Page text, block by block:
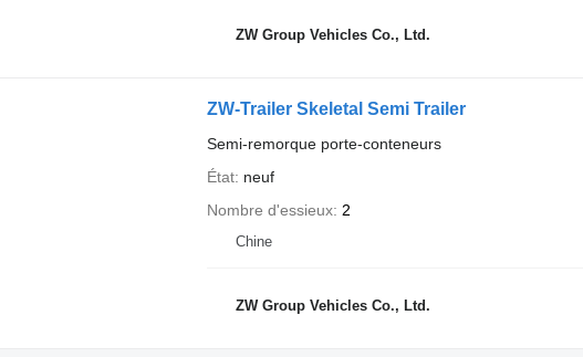
ZW Group Vehicles Co., Ltd.
ZW-Trailer Skeletal Semi Trailer
Semi-remorque porte-conteneurs
État neuf
Nombre d'essieux 2
Chine
ZW Group Vehicles Co., Ltd.